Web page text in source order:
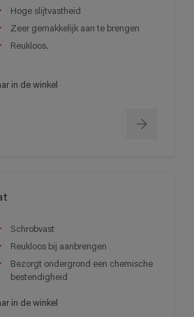
Hoge slijtvastheid
Zeer gemakkelijk aan te brengen
Reukloos.
in de winkel
Schrobvast
Reukloos bij aanbrengen
Bezorgt ondergrond een chemische
bestendigheid
in de winkel